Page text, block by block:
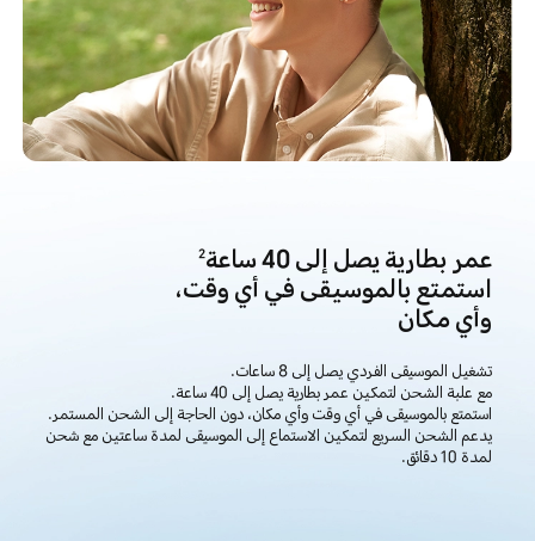
عمر بطارية يصل إلى 40 ساعة 2
استمتع بالموسيقى في أي وقت،
وأي مكان
تشغيل الموسيقى الفردي يصل إلى 8 ساعات.
مع علبة الشحن لتمكين عمر بطارية يصل إلى 40 ساعة.
استمتع بالموسيقى في أي وقت وأي مكان، دون الحاجة إلى الشحن المستمر.
يدعم الشحن السريع لتمكين الاستماع إلى الموسيقى لمدة ساعتين مع شحن
لمدة 10 دقائق.